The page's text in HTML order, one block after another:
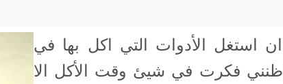
استغل الأدوات التي اكل بها في
فكرت في شيئ وقت الأكل الا